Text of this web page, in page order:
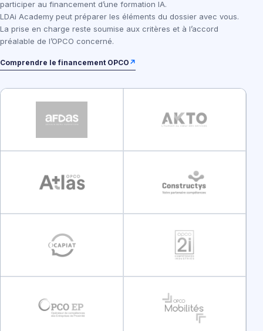
participer au financement d’une formation IA.
LDAi Academy peut préparer les éléments du dossier avec vous.
La prise en charge reste soumise aux critères et à l’accord
préalable de l’OPCO concerné.
Comprendre le financement OPCO ↗